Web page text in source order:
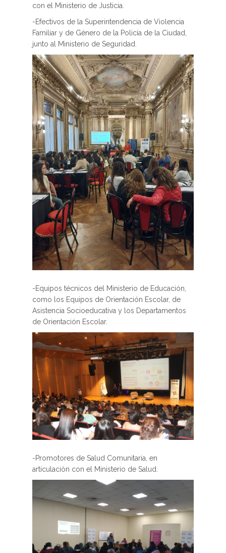
con el Ministerio de Justicia.
-Efectivos de la Superintendencia de Violencia
Familiar y de Género de la Policía de la Ciudad,
junto al Ministerio de Seguridad.
-Equipos técnicos del Ministerio de Educación,
como los Equipos de Orientación Escolar, de
Asistencia Socioeducativa y los Departamentos
de Orientación Escolar.
-Promotores de Salud Comunitaria, en
articulación con el Ministerio de Salud.